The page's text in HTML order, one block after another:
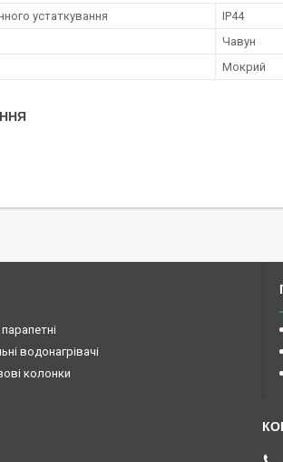
устаткування
IP44
Чавун
Мокрий
водонагрівачі
колонки